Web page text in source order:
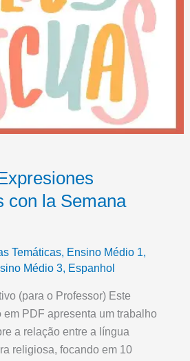
con la Semana
Temáticas, Ensino Médio 1,
Médio 3, Espanhol
(para o Professor) Este
PDF apresenta um trabalho
a relação entre a língua
religiosa, focando em 10